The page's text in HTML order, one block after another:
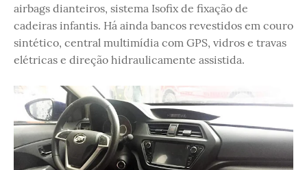
airbags dianteiros, sistema Isofix de fixação de
cadeiras infantis. Há ainda bancos revestidos em couro
sintético, central multimídia com GPS, vidros e travas
elétricas e direção hidraulicamente assistida.